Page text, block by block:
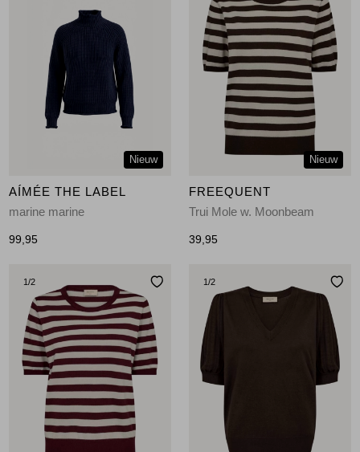
Nieuw
AÍMÉE THE LABEL
marine marine
99,95
Nieuw
FREEQUENT
Trui Mole w. Moonbeam
39,95
1/2 1/2